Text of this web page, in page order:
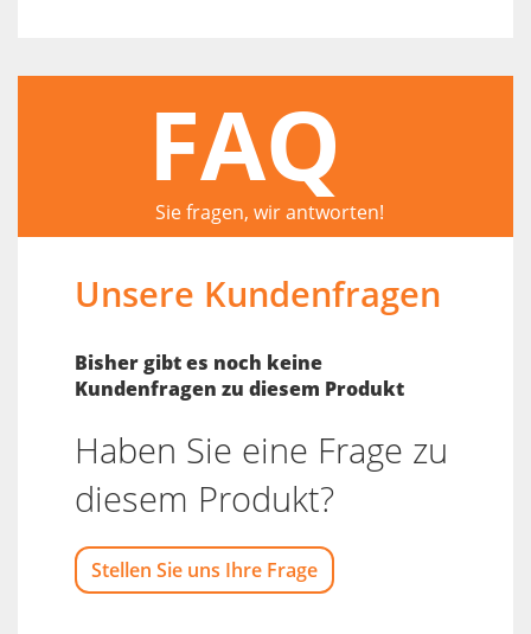
FAQ
Sie fragen, wir antworten!
Unsere Kundenfragen
Bisher gibt es noch keine
Kundenfragen zu diesem Produkt
Haben Sie eine Frage zu
diesem Produkt?
Stellen Sie uns Ihre Frage